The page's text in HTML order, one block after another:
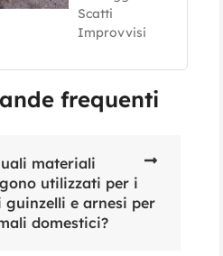
Scatti
Improvvisi
frequenti
materiali
utilizzati per i
guinzelli e arnesi per
domestici?